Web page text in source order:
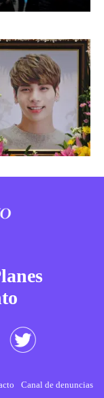
Canal de denuncias